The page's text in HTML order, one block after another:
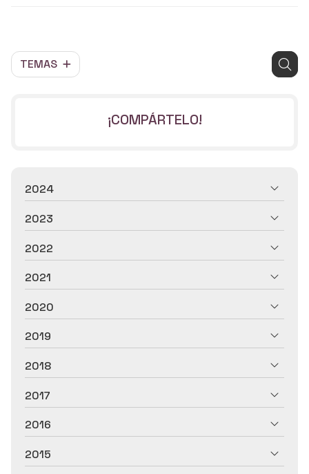
TEMAS
¡COMPÁRTELO!
2024
2023
2022
2021
2020
2019
2018
2017
2016
2015